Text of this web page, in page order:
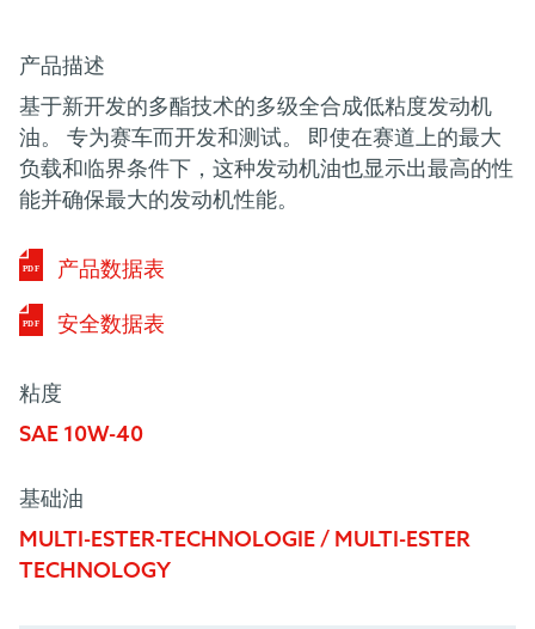
产品描述
基于新开发的多酯技术的多级全合成低粘度发动机
油。 专为赛车而开发和测试。 即使在赛道上的最大
负载和临界条件下，这种发动机油也显示出最高的性
能并确保最大的发动机性能。
PDF 产品数据表
PDF 安全数据表
粘度
SAE 10W-40
基础油
MULTI-ESTER-TECHNOLOGIE / MULTI-ESTER
TECHNOLOGY